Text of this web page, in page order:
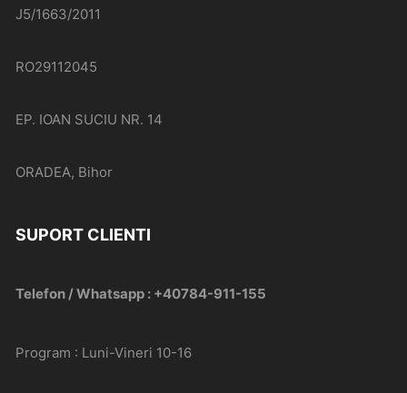
J5/1663/2011
RO29112045
EP. IOAN SUCIU NR. 14
ORADEA, Bihor
SUPORT CLIENTI
Telefon / Whatsapp : +40784-911-155
Program : Luni-Vineri 10-16